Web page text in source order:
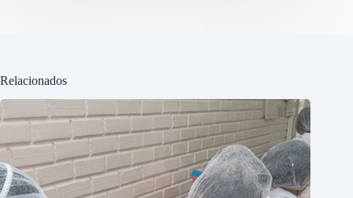
Relacionados